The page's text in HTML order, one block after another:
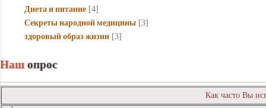
Диета и питание [4]
Секреты народной медицины [3]
здоровый образ жизни [3]
Нашопрос
Как часто Вы